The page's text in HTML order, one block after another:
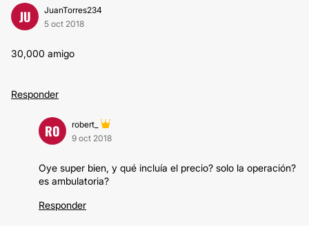
JU
JuanTorres234
5 oct 2018
30,000 amigo
Responder
RO
robert_
9 oct 2018
Oye super bien, y qué incluía el precio? solo la operación?
es ambulatoria?
Responder